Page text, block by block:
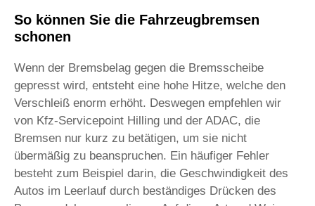
So können Sie die Fahrzeugbremsen
schonen
Wenn der Bremsbelag gegen die Bremsscheibe
gepresst wird, entsteht eine hohe Hitze, welche den
Verschleiß enorm erhöht. Deswegen empfehlen wir
von Kfz-Servicepoint Hilling und der ADAC, die
Bremsen nur kurz zu betätigen, um sie nicht
übermäßig zu beanspruchen. Ein häufiger Fehler
besteht zum Beispiel darin, die Geschwindigkeit des
Autos im Leerlauf durch beständiges Drücken des